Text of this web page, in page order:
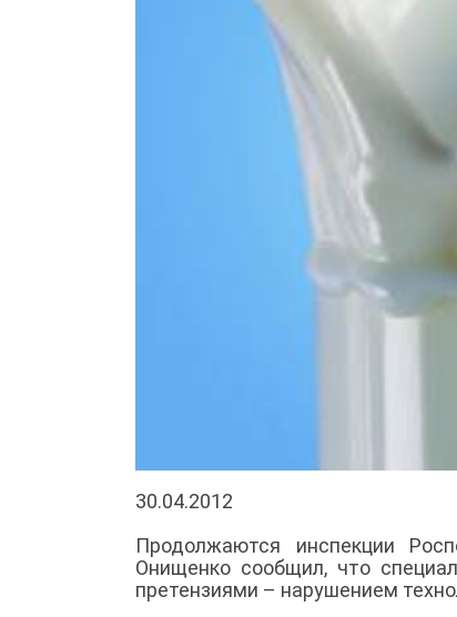
30.04.2012
Продолжаются инспекции
Онищенко сообщил, что
претензиями – нарушением